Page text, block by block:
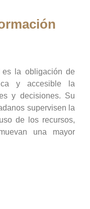
es la obligación de
y accesible la
y decisiones. Su
supervisen la
de los recursos,
una mayor